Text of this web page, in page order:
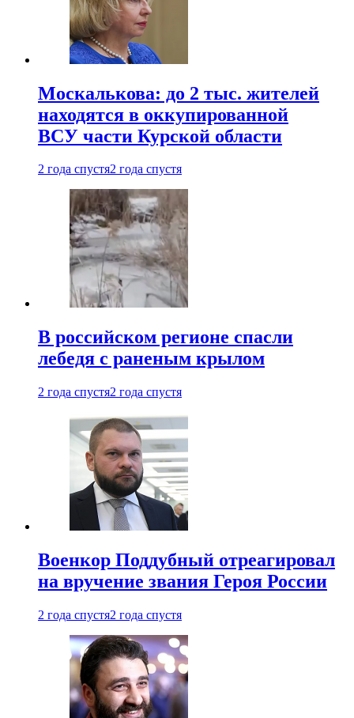
Москалькова: до 2 тыс. жителей
находятся в оккупированной
ВСУ части Курской области
2 года спустя2 года спустя
В российском регионе спасли
лебедя с раненым крылом
2 года спустя2 года спустя
Военкор Поддубный отреагировал
на вручение звания Героя России
2 года спустя2 года спустя